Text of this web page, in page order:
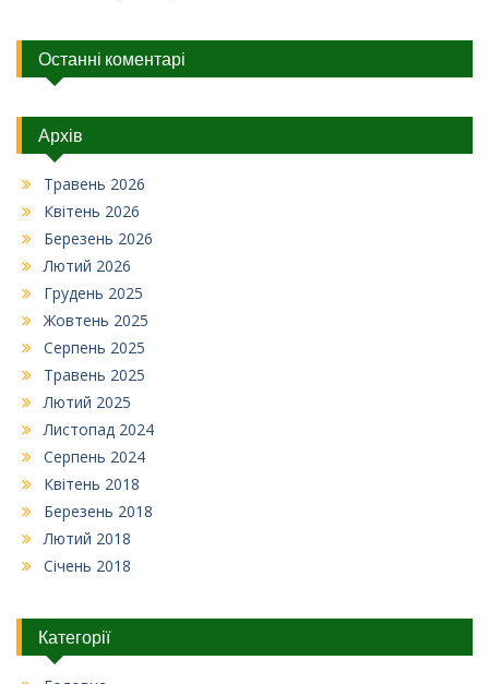
Останні коментарі
Архів
Травень 2026
Квітень 2026
Березень 2026
Лютий 2026
Грудень 2025
Жовтень 2025
Серпень 2025
Травень 2025
Лютий 2025
Листопад 2024
Серпень 2024
Квітень 2018
Березень 2018
Лютий 2018
Січень 2018
Категорії